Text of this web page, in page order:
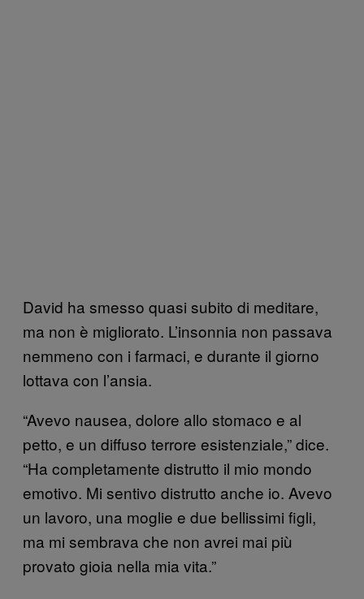
David ha smesso quasi subito di meditare,
ma non è migliorato. L’insonnia non passava
nemmeno con i farmaci, e durante il giorno
lottava con l’ansia.
“Avevo nausea, dolore allo stomaco e al
petto, e un diffuso terrore esistenziale,” dice.
“Ha completamente distrutto il mio mondo
emotivo. Mi sentivo distrutto anche io. Avevo
un lavoro, una moglie e due bellissimi figli,
ma mi sembrava che non avrei mai più
provato gioia nella mia vita.”